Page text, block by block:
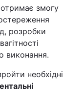
змогу
розробки
виконання.
необхідні